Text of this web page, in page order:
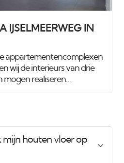
IJSELMEERWEG IN
appartementencomplexen
wij de interieurs van drie
realiseren.
wij ook het onderhoud van
van een van de villa-
de inbouwverlichting en
geplaatst, hebben wij
gestukadoord en
mijn houten vloer op